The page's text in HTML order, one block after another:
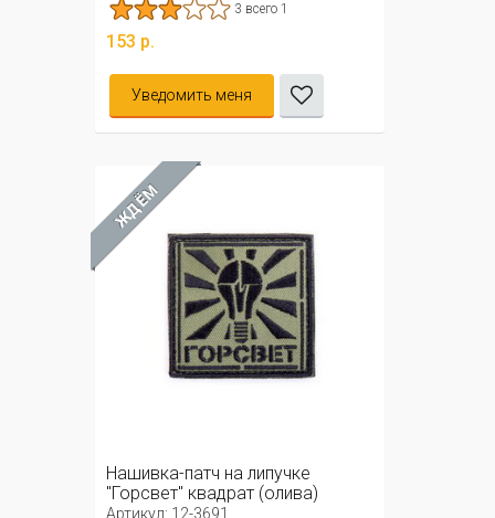
3 всего 1
153 р.
Уведомить меня
ЖДЁМ
Нашивка-патч на липучке
"Горсвет" квадрат (олива)
Артикул: 12-3691